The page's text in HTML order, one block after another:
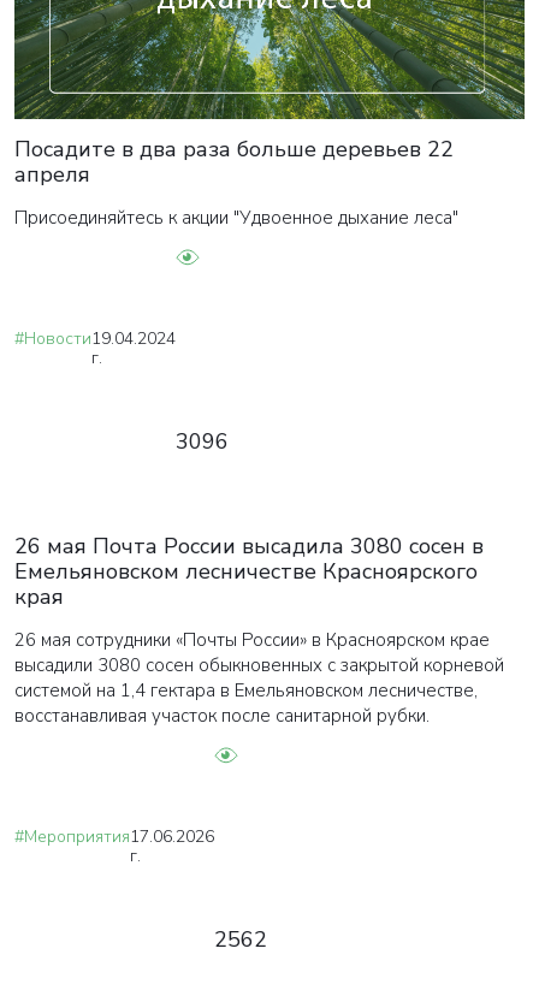
Посадите в два раза больше деревьев 22
апреля
Присоединяйтесь к акции "Удвоенное дыхание леса"
#Новости19.04.2024
г.
3096
26 мая Почта России высадила 3080 сосен в
Емельяновском лесничестве Красноярского
края
26 мая сотрудники «Почты России» в Красноярском крае
высадили 3080 сосен обыкновенных с закрытой корневой
системой на 1,4 гектара в Емельяновском лесничестве,
восстанавливая участок после санитарной рубки.
#Мероприятия17.06.2026
г.
2562